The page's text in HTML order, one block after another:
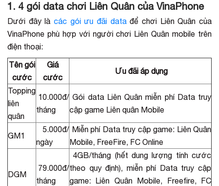
1. 4 gói data chơi Liên Quân của VinaPhone
Dưới đây là các gói ưu đãi datađể chơi Liên Quân của
VinaPhone phù hợp với người chơi Liên Quân mobile trên
điện thoại:
Tên gói
cước
Giá
cước
Ưu đãi áp dụng
Topping
liên
quân
10.000đ/
tháng
Gói data Liên Quân miễn phí Data truy
cập game Liên quân Mobile
GM1
5.000đ/
ngày
Miễn phí Data truy cập game: Liên Quân
Mobile, FreeFire, FC Online
DGM
79.000đ/
tháng
4GB/tháng (hết dung lượng tính cước
theo quy định), miễn phí Data truy cập
game: Liên Quân Mobile, Freefire, FC